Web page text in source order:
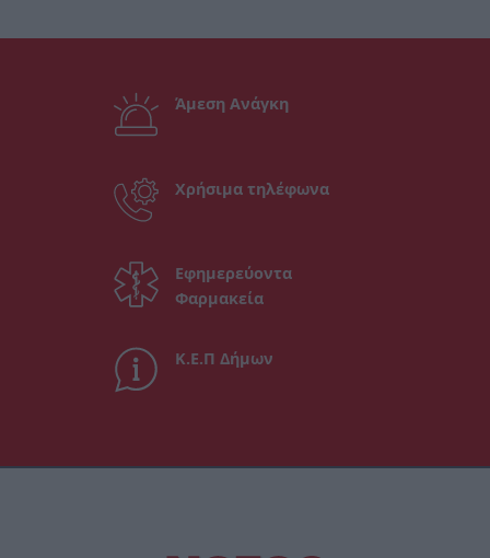
Άμεση Ανάγκη
Χρήσιμα τηλέφωνα
Εφημερεύοντα
Φαρμακεία
Κ.Ε.Π Δήμων